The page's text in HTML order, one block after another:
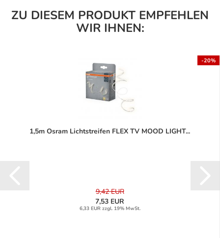
ZU DIESEM PRODUKT EMPFEHLEN
WIR IHNEN:
-20%
1,5m Osram Lichtstreifen FLEX TV MOOD LIGHT...
9,42 EUR
7,53 EUR
6,33 EUR zzgl. 19% MwSt.